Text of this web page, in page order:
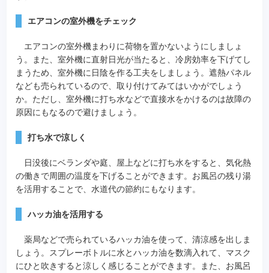
エアコンの室外機をチェック
エアコンの室外機まわりに荷物を置かないようにしましょ
う。また、室外機に直射日光が当たると、冷房効率を下げてし
まうため、室外機に日陰を作る工夫をしましょう。遮熱パネル
なども売られているので、取り付けてみてはいかがでしょう
か。ただし、室外機に打ち水などで直接水をかけるのは故障の
原因にもなるので避けましょう。
打ち水で涼しく
日没後にベランダや庭、屋上などに打ち水をすると、気化熱
の働きで周囲の温度を下げることができます。お風呂の残り湯
を活用することで、水道代の節約にもなります。
ハッカ油を活用する
薬局などで売られているハッカ油を使って、清涼感を出しま
しょう。スプレーボトルに水とハッカ油を数滴入れて、マスク
にひと吹きすると涼しく感じることができます。また、お風呂